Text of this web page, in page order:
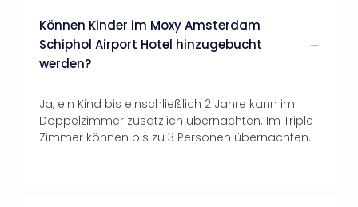
Können Kinder im Moxy Amsterdam
Schiphol Airport Hotel hinzugebucht
werden?
Ja, ein Kind bis einschließlich 2 Jahre kann im
Doppelzimmer zusätzlich übernachten. Im Triple
Zimmer können bis zu 3 Personen übernachten.